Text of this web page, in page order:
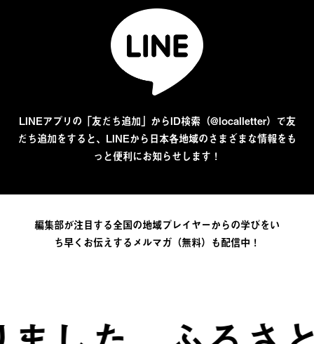
LINEアプリの「友だち追加」からID検索（@localletter）で友
だち追加をすると、LINEから日本各地域のさまざまな情報をも
っと便利にお知らせします！
編集部が注目する全国の地域プレイヤーからの学びをい
ち早くお伝えするメルマガ（無料）も配信中！